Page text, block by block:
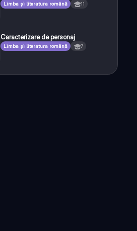
Limba și literatura română 11
Caracterizare de personaj
Limba și literatura română 7